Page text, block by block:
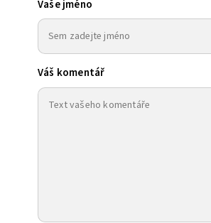
Vaše jméno
Váš komentář